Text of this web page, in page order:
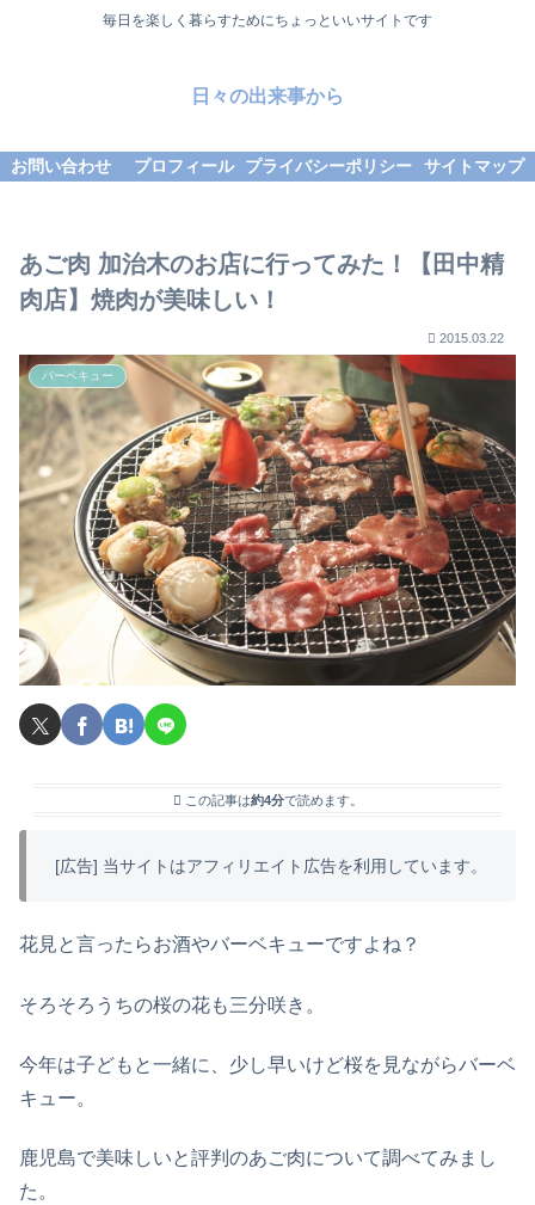
毎日を楽しく暮らすためにちょっといいサイトです
日々の出来事から
お問い合わせ プロフィール プライバシーポリシー サイトマップ
あご肉 加治木のお店に行ってみた！【田中精
肉店】焼肉が美味しい！
2015.03.22
バーベキュー
この記事は約4分で読めます。
[広告] 当サイトはアフィリエイト広告を利用しています。
花見と言ったらお酒やバーベキューですよね？
そろそろうちの桜の花も三分咲き。
今年は子どもと一緒に、少し早いけど桜を見ながらバーベ
キュー。
鹿児島で美味しいと評判のあご肉について調べてみまし
た。